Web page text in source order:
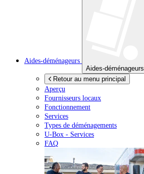
Aides-déménageurs
Aides-déménageurs
Retour au menu principal
Aperçu
Fournisseurs locaux
Fonctionnement
Services
Types de déménagements
U-Box - Services
FAQ